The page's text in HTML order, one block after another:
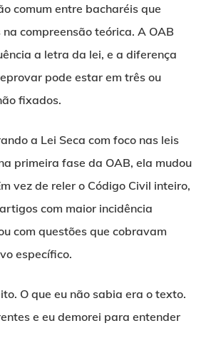
comum entre bacharéis que
compreensão teórica. A OAB
a letra da lei, e a diferença
pode estar em três ou
fixados.
a Lei Seca com foco nas leis
primeira fase da OAB, ela mudou
vez de reler o Código Civil inteiro,
com maior incidência
com questões que cobravam
específico.
O que eu não sabia era o texto.
e eu demorei para entender